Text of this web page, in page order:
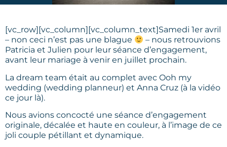
[vc_row][vc_column][vc_column_text]Samedi 1er avril
– non ceci n’est pas une blague
– nous retrouvions
Patricia et Julien pour leur séance d’engagement,
avant leur mariage à venir en juillet prochain.
La dream team était au complet avec Ooh my
wedding (wedding planneur) et Anna Cruz (à la vidéo
ce jour là).
Nous avions concocté une séance d’engagement
originale, décalée et haute en couleur, à l’image de ce
joli couple pétillant et dynamique.